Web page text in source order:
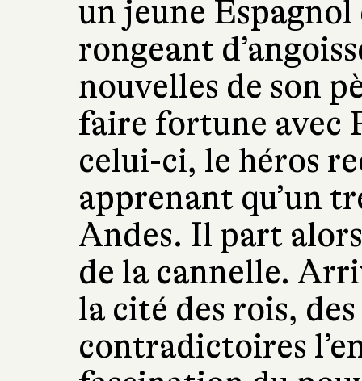
un jeune Espagnol
rongeant
nouvelles de son
faire fortune avec
celui-ci, le héros
apprenant qu’un
Andes. Il part
de la cannelle.
la cité des rois,
contradictoires